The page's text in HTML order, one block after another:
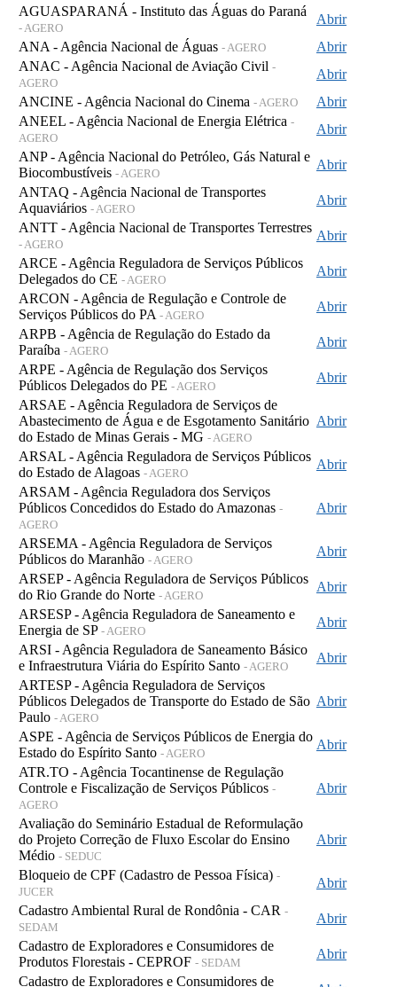
AGUASPARANÁ - Instituto das Águas do Paraná
- AGERO
Abrir
ANA - Agência Nacional de Águas - AGERO
Abrir
ANAC - Agência Nacional de Aviação Civil -
AGERO
Abrir
ANCINE - Agência Nacional do Cinema - AGERO
Abrir
ANEEL - Agência Nacional de Energia Elétrica -
AGERO
Abrir
ANP - Agência Nacional do Petróleo, Gás Natural e
Biocombustíveis - AGERO
Abrir
ANTAQ - Agência Nacional de Transportes
Aquaviários - AGERO
Abrir
ANTT - Agência Nacional de Transportes Terrestres
- AGERO
Abrir
ARCE - Agência Reguladora de Serviços Públicos
Delegados do CE - AGERO
Abrir
ARCON - Agência de Regulação e Controle de
Serviços Públicos do PA - AGERO
Abrir
ARPB - Agência de Regulação do Estado da
Paraíba - AGERO
Abrir
ARPE - Agência de Regulação dos Serviços
Públicos Delegados do PE - AGERO
Abrir
ARSAE - Agência Reguladora de Serviços de
Abastecimento de Água e de Esgotamento Sanitário
do Estado de Minas Gerais - MG - AGERO
Abrir
ARSAL - Agência Reguladora de Serviços Públicos
do Estado de Alagoas - AGERO
Abrir
ARSAM - Agência Reguladora dos Serviços
Públicos Concedidos do Estado do Amazonas -
AGERO
Abrir
ARSEMA - Agência Reguladora de Serviços
Públicos do Maranhão - AGERO
Abrir
ARSEP - Agência Reguladora de Serviços Públicos
do Rio Grande do Norte - AGERO
Abrir
ARSESP - Agência Reguladora de Saneamento e
Energia de SP - AGERO
Abrir
ARSI - Agência Reguladora de Saneamento Básico
e Infraestrutura Viária do Espírito Santo - AGERO
Abrir
ARTESP - Agência Reguladora de Serviços
Públicos Delegados de Transporte do Estado de São
Paulo - AGERO
Abrir
ASPE - Agência de Serviços Públicos de Energia do
Estado do Espírito Santo - AGERO
Abrir
ATR.TO - Agência Tocantinense de Regulação
Controle e Fiscalização de Serviços Públicos -
AGERO
Abrir
Avaliação do Seminário Estadual de Reformulação
do Projeto Correção de Fluxo Escolar do Ensino
Médio - SEDUC
Abrir
Bloqueio de CPF (Cadastro de Pessoa Física) -
JUCER
Abrir
Cadastro Ambiental Rural de Rondônia - CAR -
SEDAM
Abrir
Cadastro de Exploradores e Consumidores de
Produtos Florestais - CEPROF - SEDAM
Abrir
Cadastro de Exploradores e Consumidores de